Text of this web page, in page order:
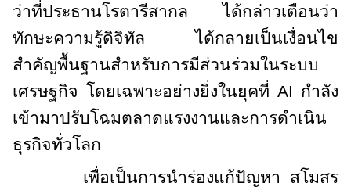
ว่าที่ประธานโรตารีสากล ได้กล่าวเตือนว่า
ทักษะความรู้ดิจิทัล ได้กลายเป็นเงื่อนไข
สำคัญพื้นฐานสำหรับการมีส่วนร่วมในระบบ
เศรษฐกิจ โดยเฉพาะอย่างยิ่งในยุคที่ AI กำลัง
เข้ามาปรับโฉมตลาดแรงงานและการดำเนิน
ธุรกิจทั่วโลก
เพื่อเป็นการนำร่องแก้ปัญหา สโมสร